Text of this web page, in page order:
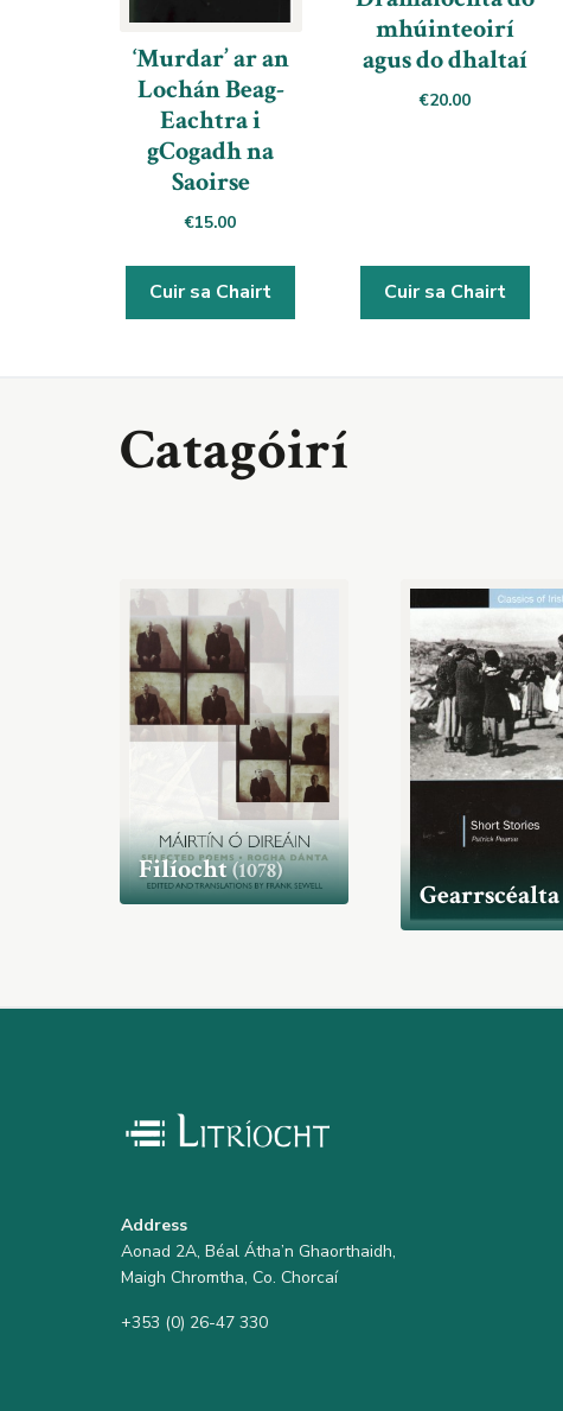
‘Murdar’ ar an
Lochán Beag-
Eachtra i
gCogadh na
Saoirse
€15.00
Cuir sa Chairt
mhúinteoirí
agus do dhaltaí
€20.00
Cuir sa Chairt
Catagóirí
Filíocht(1078)
Gearrscéalta
Address
Aonad 2A, Béal Átha’n Ghaorthaidh,
Maigh Chromtha, Co. Chorcaí
+353 (0) 26-47 330